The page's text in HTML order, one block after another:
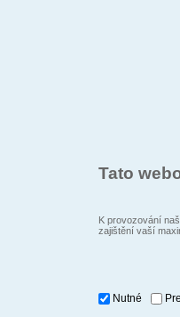
Tato
K provozování
zajištění vaší
Nutné